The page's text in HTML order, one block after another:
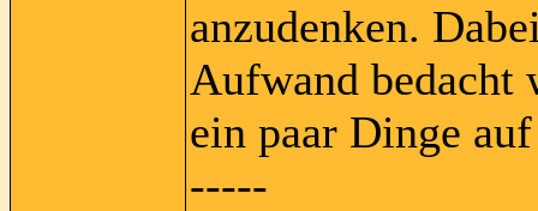
anzudenken.
Aufwand bedacht
ein paar Dinge
-----